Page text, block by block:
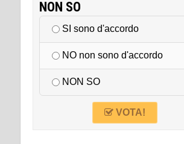
NON SO
SI sono d'accordo
NO non sono d'accordo
NON SO
VOTA!